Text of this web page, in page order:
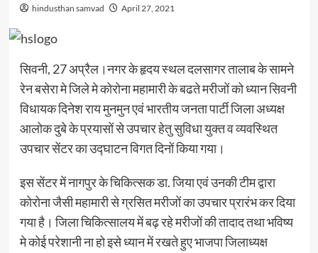
hindusthan samvad April 27, 2021
सिवनी, 27 अप्रैल।नगर के हृदय स्थल दलसागर तालाब के सामने
रेन बसेरा मे जिले मे कोरोना महामारी के बढते मरीजों को ध्यान सिवनी
विधायक दिनेश राय मुनमुन एवं भारतीय जनता पार्टी जिला अध्यक्ष
आलोक दुबे के प्रयासों से उपचार हेतु सुविधा युक्त व व्यवस्थित
उपचार सेंटर का उद्घाटन विगत दिनों किया गया।
इस सेंटर में नागपुर के चिकित्सक डा. जिया एवं उनकी टीम द्वारा
कोरोना जैसी महामारी से ग्रसित मरीजों का उपचार प्रारंभ कर दिया
गया है। जिला चिकित्सालय में बढ़ रहे मरीजों की तादाद तथा भविष्य
मे कोई परेशानी ना हो इसे ध्यान में रखते हुए भाजपा जिलाध्यक्ष